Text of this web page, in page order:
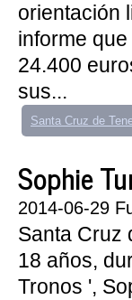
orientación
informe
24.400
sus...
Santa Cruz de
Sophie
2014-06-29
Santa Cruz
18 años,
Tronos ',